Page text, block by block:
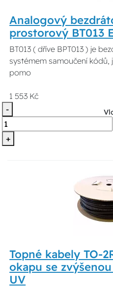
Analogový
prostorový BT013
BT013 ( dříve BPT013 ) je
systémem samoučení
pomo
1 553 Kč
-
+
Topné kabely TO-
okapu se
UV